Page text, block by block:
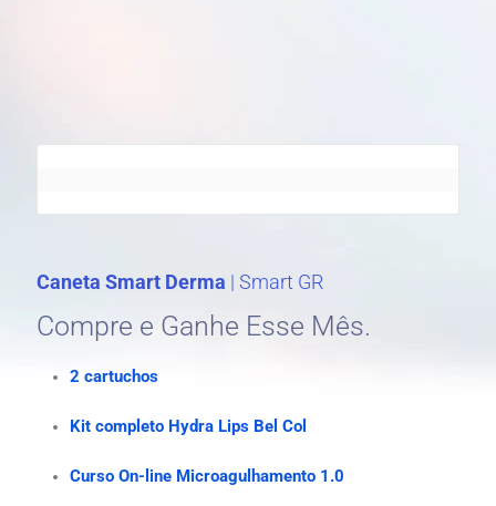
Caneta Smart Derma | Smart GR
Compre e Ganhe Esse Mês.
2 cartuchos
Kit completo Hydra Lips Bel Col
Curso On-line Microagulhamento 1.0